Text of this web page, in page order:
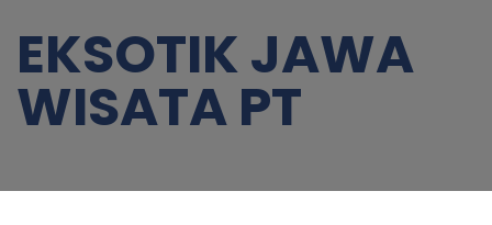
EKSOTIK JAWA
WISATA PT